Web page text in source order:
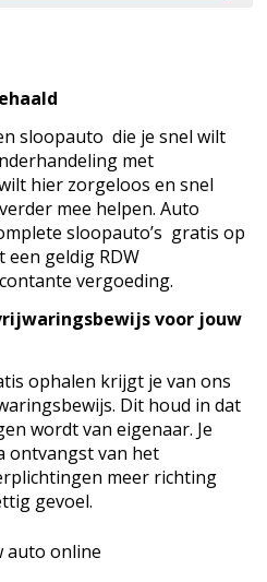
sloopauto die je snel wilt
met
hier zorgeloos en snel
mee helpen. Auto
sloopauto’s gratis op
geldig RDW
vergoeding.
voor jouw
ophalen krijgt je van ons
Dit houd in dat
wordt van eigenaar. Je
ontvangst van het
meer richting
gevoel.
auto online